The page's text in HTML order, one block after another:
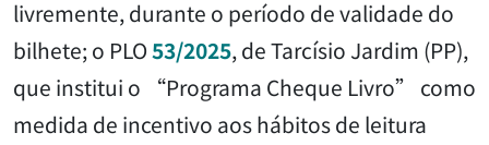
livremente, durante o período de validade do
bilhete; o PLO53/2025, de Tarcísio Jardim (PP),
que institui o “Programa Cheque Livro” como
medida de incentivo aos hábitos de leitura